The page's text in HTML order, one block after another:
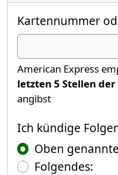
Kartennummer
American Express
letzten 5 Stellen
angibst
Ich kündige
Ich kündige
Oben
Folgendes: